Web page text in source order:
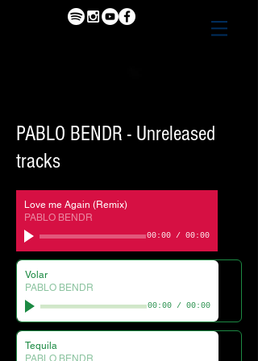
PABLO BENDR - Unreleased
tracks
Love me Again (Remix)
PABLO BENDR
00:00 / 00:00
Volar
PABLO BENDR
00:00 / 00:00
Tequila
PABLO BENDR